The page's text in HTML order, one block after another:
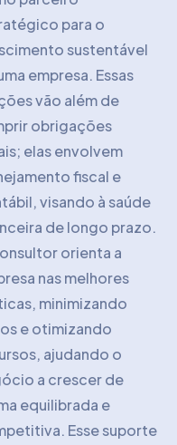
para o
sustentável
empresa. Essas
vão além de
obrigações
elas envolvem
fiscal e
visando à saúde
de longo prazo.
orienta a
nas melhores
minimizando
e otimizando
ajudando o
a crescer de
equilibrada e
Esse suporte